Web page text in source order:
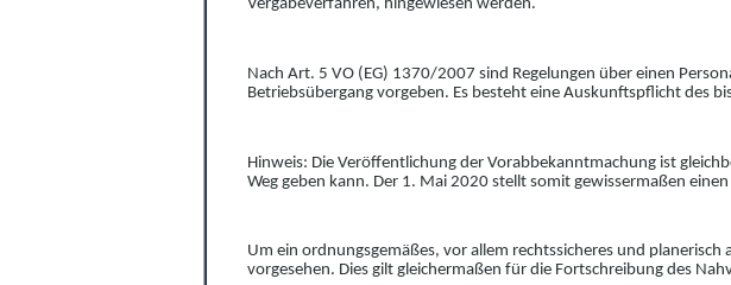
Vergabeverfahren, hingewiesen werden.
Nach Art. 5 VO (EG) 1370/2007 sind Regelungen über einen
Betriebsübergang vorgeben. Es besteht eine Auskunftspflicht des
Hinweis: Die Veröffentlichung der Vorabbekanntmachung ist
Weg geben kann. Der 1. Mai 2020 stellt somit gewissermaßen
Um ein ordnungsgemäßes, vor allem rechtssicheres und planerisch
vorgesehen. Dies gilt gleichermaßen für die Fortschreibung des